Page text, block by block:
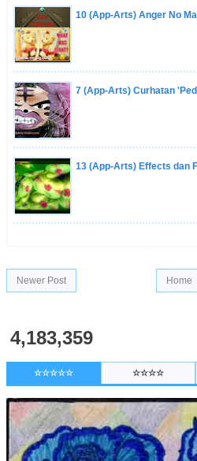
10 (App-Arts) Anger No
7 (App-Arts) Curhatan
13 (App-Arts) Effects dan
Newer Post Home
4,183,359
☆☆☆☆☆ ☆☆☆☆